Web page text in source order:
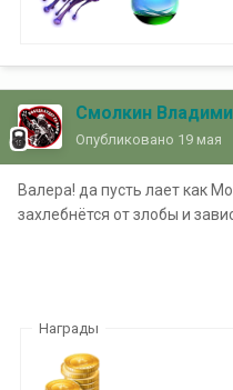
Смолкин
Опубликовано 19 мая
Валера! да пусть лает как
захлебнётся от злобы и
Награды